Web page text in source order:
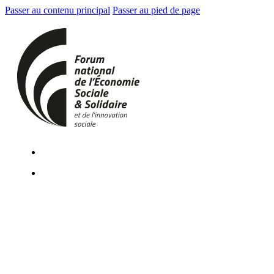
Passer au contenu principal Passer au pied de page